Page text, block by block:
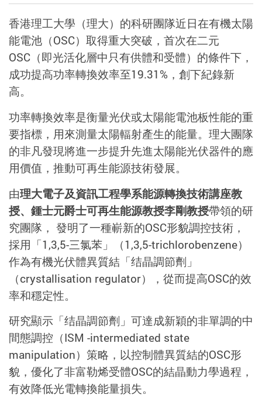
香港理工大學（理大）的科研團隊近日在有機太陽
能電池（OSC）取得重大突破，首次在二元
OSC（即光活化層中只有供體和受體）的條件下，
成功提高功率轉換效率至19.31%，創下紀錄新
高。
功率轉換效率是衡量光伏或太陽能電池板性能的重
要指標，用來測量太陽輻射產生的能量。理大團隊
的非凡發現將進一步提升先進太陽能光伏器件的應
用價值，推動可再生能源技術發展。
由理大電子及資訊工程學系能源轉換技術講座教
授、鍾士元爵士可再生能源教授李剛教授帶領的研
究團隊， 發明了一種嶄新的OSC形貌調控技術，
採用「1,3,5-三氯苯」（1,3,5-trichlorobenzene）
作為有機光伏體異質結「结晶調節劑」
（crystallisation regulator），從而提高OSC的效
率和穩定性。
研究顯示「结晶調節劑」可達成新穎的非單調的中
間態調控（ISM -intermediated state
manipulation）策略，以控制體異質結的OSC形
貌，優化了非富勒烯受體OSC的結晶動力學過程，
有效降低光電轉換能量損失。